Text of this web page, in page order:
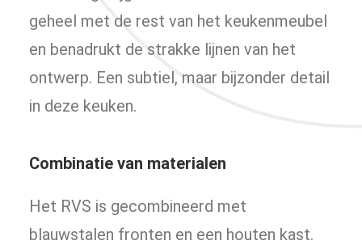
geheel met de rest van het keukenmeubel
en benadrukt de strakke lijnen van het
ontwerp. Een subtiel, maar bijzonder detail
in deze keuken.
Combinatie van materialen
Het RVS is gecombineerd met
blauwstalen fronten en een houten kast.